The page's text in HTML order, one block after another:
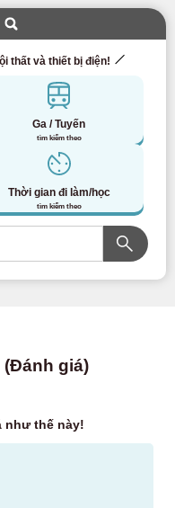
thất và thiết bị điện!
Ga / Tuyến
tìm kiếm theo
Thời gian đi làm/học
tìm kiếm theo
giá)
như thế này!